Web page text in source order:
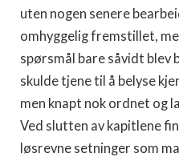
uten nogen senere
omhyggelig fremstillet,
spørsmål bare såvidt
skulde tjene til å belyse
men knapt nok ordnet og
Ved slutten av kapitlene
løsrevne setninger som